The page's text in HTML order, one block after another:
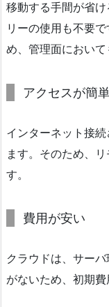
移動する手間が省
リーの使用も不要
め、管理面において
アクセスが簡
インターネット接
ます。そのため、
す。
費用が安い
クラウドは、サー
がないため、初期費